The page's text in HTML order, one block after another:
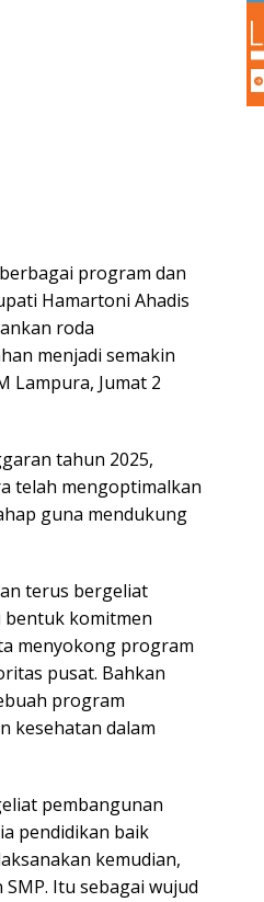
program dan
Hamartoni Ahadis
roda
menjadi semakin
Lampura, Jumat 2
tahun 2025,
telah mengoptimalkan
guna mendukung
terus bergeliat
bentuk komitmen
menyokong program
pusat. Bahkan
program
kesehatan dalam
pembangunan
pendidikan baik
kemudian,
Itu sebagai wujud